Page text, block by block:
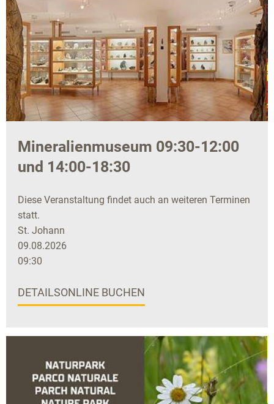
Mineralienmuseum 09:30-12:00
und 14:00-18:30
Diese Veranstaltung findet auch an weiteren Terminen
statt.
St. Johann
09.08.2026
09:30
DETAILSONLINE BUCHEN